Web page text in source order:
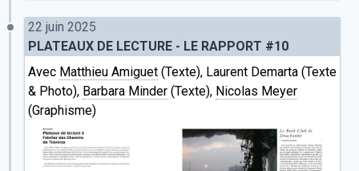
22 juin 2025
PLATEAUX DE LECTURE - LE RAPPORT #10
Avec Matthieu Amiguet (Texte), Laurent Demarta (Texte
& Photo), Barbara Minder (Texte), Nicolas Meyer
(Graphisme)